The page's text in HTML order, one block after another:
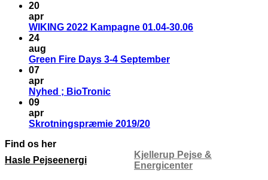
20
apr
WIKING 2022 Kampagne 01.04-30.06
24
aug
Green Fire Days 3-4 September
07
apr
Nyhed ; BioTronic
09
apr
Skrotningspræmie 2019/20
Find os her
Hasle Pejseenergi
Kjellerup Pejse &
Energicenter